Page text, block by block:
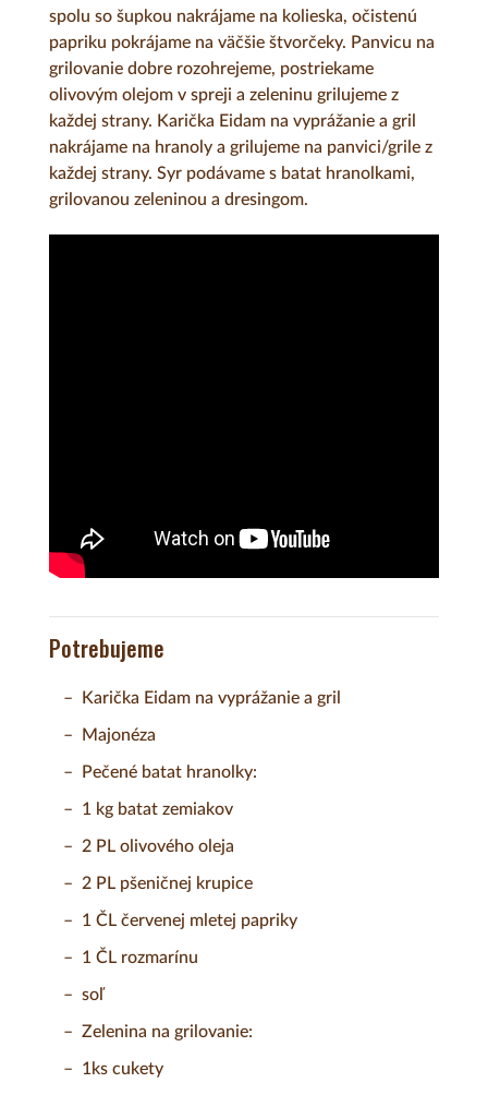
spolu so šupkou nakrájame na kolieska, očistenú
papriku pokrájame na väčšie štvorčeky. Panvicu na
grilovanie dobre rozohrejeme, postriekame
olivovým olejom v spreji a zeleninu grilujeme z
každej strany. Karička Eidam na vyprážanie a gril
nakrájame na hranoly a grilujeme na panvici/grile z
každej strany. Syr podávame s batat hranolkami,
grilovanou zeleninou a dresingom.
Potrebujeme
Karička Eidam na vyprážanie a gril
Majonéza
Pečené batat hranolky:
1 kg batat zemiakov
2 PL olivového oleja
2 PL pšeničnej krupice
1 ČL červenej mletej papriky
1 ČL rozmarínu
soľ
Zelenina na grilovanie:
1ks cukety